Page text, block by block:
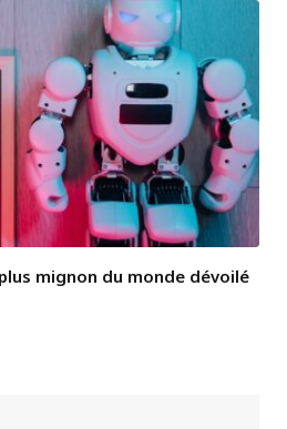
mignon du monde dévoilé